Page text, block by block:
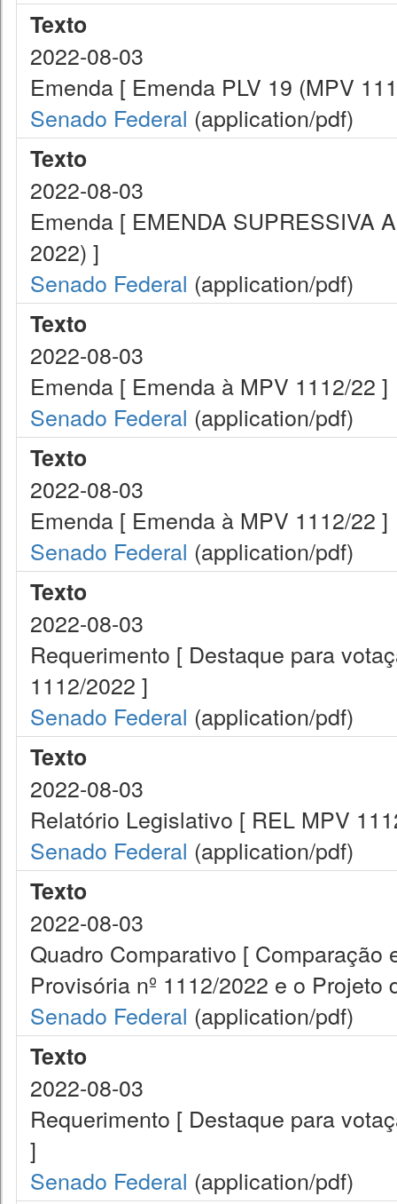
Texto
2022-08-03
Emenda [ Emenda PLV 19 (MPV
Senado Federal (application/pdf)
Texto
2022-08-03
Emenda [ EMENDA SUPRESSIVA
2022) ]
Senado Federal (application/pdf)
Texto
2022-08-03
Emenda [ Emenda à MPV 1112/22 ]
Senado Federal (application/pdf)
Texto
2022-08-03
Emenda [ Emenda à MPV 1112/22 ]
Senado Federal (application/pdf)
Texto
2022-08-03
Requerimento [ Destaque para
1112/2022 ]
Senado Federal (application/pdf)
Texto
2022-08-03
Relatório Legislativo [ REL MPV
Senado Federal (application/pdf)
Texto
2022-08-03
Quadro Comparativo [
Provisória nº 1112/2022 e o
Senado Federal (application/pdf)
Texto
2022-08-03
Requerimento [ Destaque para
]
Senado Federal (application/pdf)